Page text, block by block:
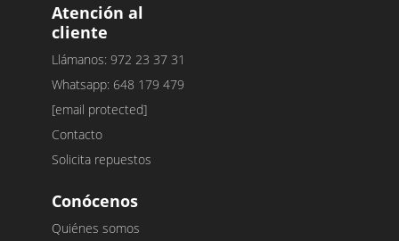
Atención al
cliente
Llámanos: 972 23 37 31
Whatsapp: 648 179 479
[email protected]
Contacto
Solicita repuestos
Conócenos
Quiénes somos